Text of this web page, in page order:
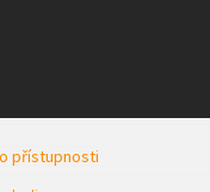
přístupnosti